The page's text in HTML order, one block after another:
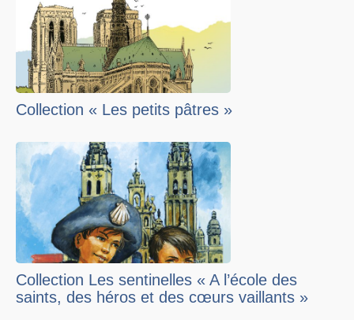
Collection « Les petits pâtres »
Collection Les sentinelles « A l’école des
saints, des héros et des cœurs vaillants »